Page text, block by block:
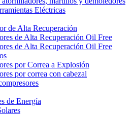
Eléctricas
de Alta Recuperación
de Alta Recuperación Oil Free
de Alta Recuperación Oil Free
por Correa a Explosión
por correa con cabezal
de Energía